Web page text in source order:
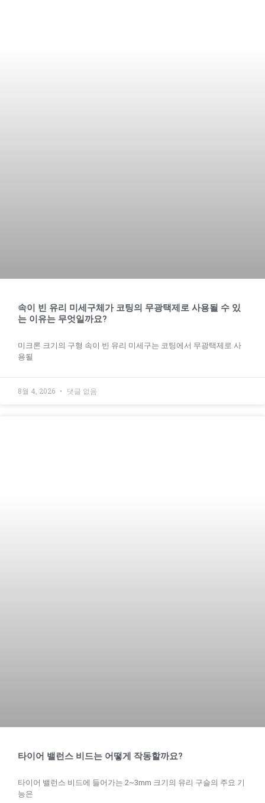
속이 빈 유리 미세구체가 코팅의 무광택제로 사용될 수 있
는 이유는 무엇일까요?
미크론 크기의 구형 속이 빈 유리 미세구는 코팅에서 무광택제로 사
용될
8월 4, 2026 댓글 없음
타이어 밸런스 비드는 어떻게 작동할까요?
타이어 밸런스 비드에 들어가는 2~3mm 크기의 유리 구슬의 주요 기
능은